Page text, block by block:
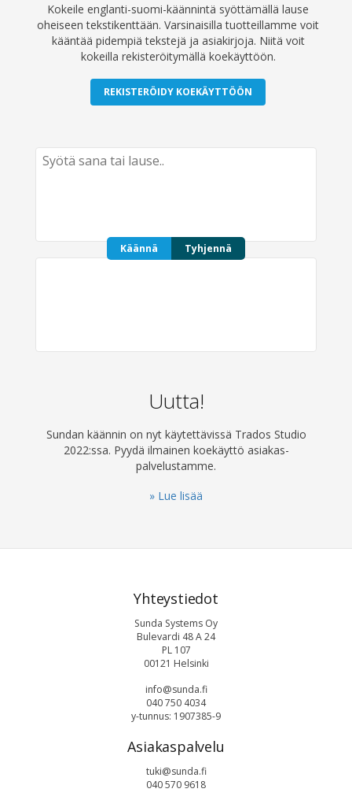
Kokeile englanti-suomi-käännintä syöttämällä lause
oheiseen tekstikenttään. Varsinaisilla tuotteillamme voit
kääntää pidempiä tekstejä ja asiakirjoja. Niitä voit
kokeilla rekisteröitymällä koekäyttöön.
REKISTERÖIDY KOEKÄYTTÖÖN
Käännä Tyhjennä
Uutta!
Sundan käännin on nyt käytettävissä Trados Studio
2022:ssa. Pyydä ilmainen koekäyttö asiakas­
palvelustamme.
» Lue lisää
Yhteystiedot
Sunda Systems Oy
Bulevardi 48 A 24
PL 107
00121 Helsinki
info@sunda.fi
040 750 4034
y-tunnus: 1907385-9
Asiakaspalvelu
tuki@sunda.fi
040 570 9618